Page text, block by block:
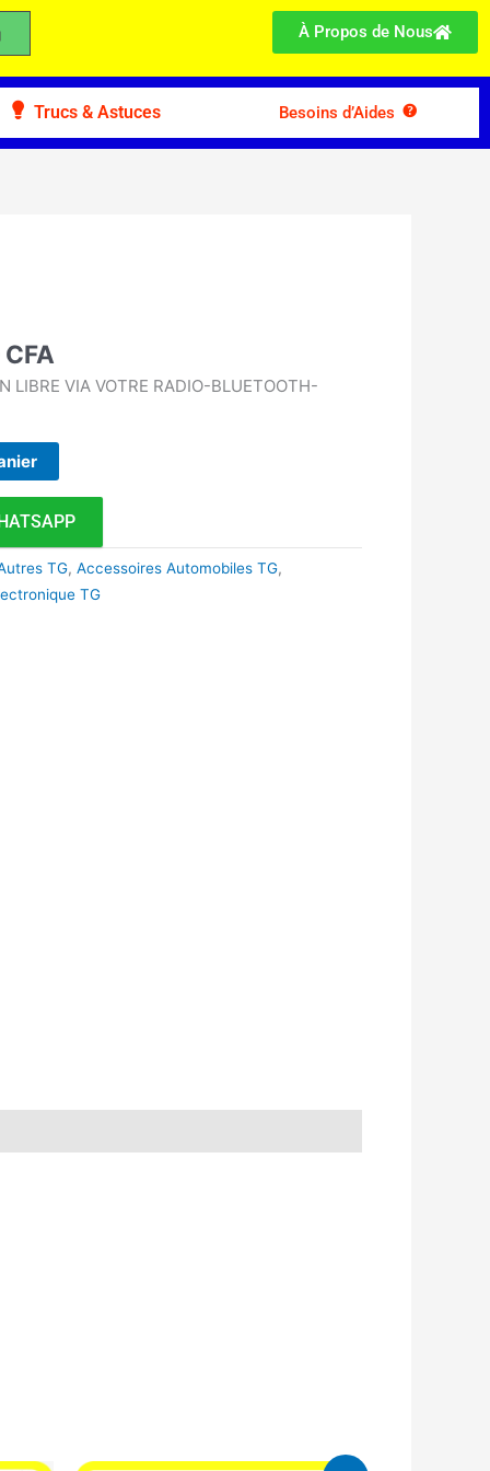
À Propos de Nous
Trucs & Astuces Besoins d’Aides
CFA
4.000 CFA.
LIBRE VIA VOTRE RADIO-BLUETOOTH-
TG,Accessoires Automobiles TG,
TG